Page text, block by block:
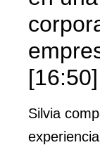
[16:50]
Silvia